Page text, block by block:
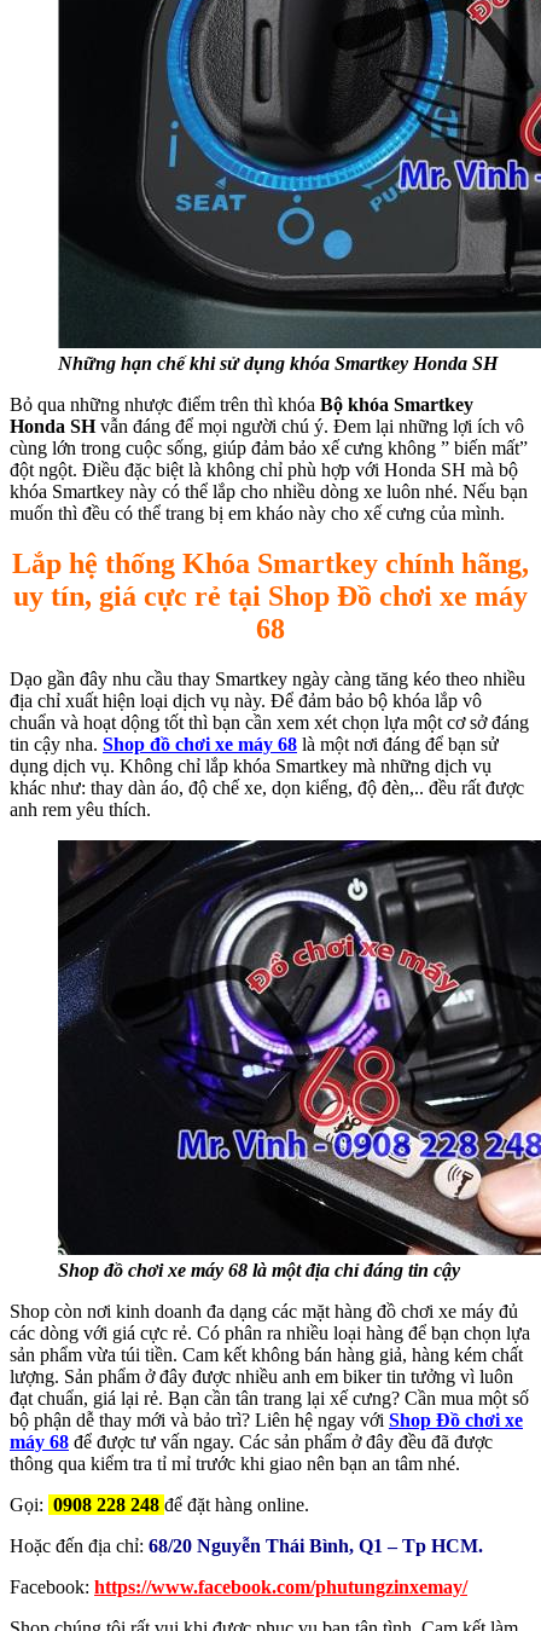
Những hạn chế khi sử dụng khóa Smartkey Honda SH
Bỏ qua những nhược điểm trên thì khóa Bộ khóa Smartkey
Honda SHvẫn đáng để mọi người chú ý. Đem lại những lợi ích vô
cùng lớn trong cuộc sống, giúp đảm bảo xế cưng không ” biến mất”
đột ngột. Điều đặc biệt là không chỉ phù hợp với Honda SH mà bộ
khóa Smartkey này có thể lắp cho nhiều dòng xe luôn nhé. Nếu bạn
muốn thì đều có thể trang bị em kháo này cho xế cưng của mình.
Lắp hệ thống Khóa Smartkey chính hãng,
uy tín, giá cực rẻ tại Shop Đồ chơi xe máy
68
Dạo gần đây nhu cầu thay Smartkey ngày càng tăng kéo theo nhiều
địa chỉ xuất hiện loại dịch vụ này. Để đảm bảo bộ khóa lắp vô
chuẩn và hoạt dộng tốt thì bạn cần xem xét chọn lựa một cơ sở đáng
tin cậy nha. Shop đồ chơi xe máy 68 là một nơi đáng để bạn sử
dụng dịch vụ. Không chỉ lắp khóa Smartkey mà những dịch vụ
khác như: thay dàn áo, độ chế xe, dọn kiểng, độ đèn,.. đều rất được
anh rem yêu thích.
Shop đồ chơi xe máy 68 là một địa chỉ đáng tin cậy
Shop còn nơi kinh doanh đa dạng các mặt hàng đồ chơi xe máy đủ
các dòng với giá cực rẻ. Có phân ra nhiều loại hàng để bạn chọn lựa
sản phẩm vừa túi tiền. Cam kết không bán hàng giả, hàng kém chất
lượng. Sản phẩm ở đây được nhiều anh em biker tin tưởng vì luôn
đạt chuẩn, giá lại rẻ. Bạn cần tân trang lại xế cưng? Cần mua một số
bộ phận dễ thay mới và bảo trì? Liên hệ ngay với Shop Đồ chơi xe
máy 68 để được tư vấn ngay. Các sản phẩm ở đây đều đã được
thông qua kiểm tra tỉ mỉ trước khi giao nên bạn an tâm nhé.
Gọi: 0908 228 248 để đặt hàng online.
Hoặc đến địa chỉ: 68/20 Nguyễn Thái Bình, Q1 – Tp HCM.
Facebook: https://www.facebook.com/phutungzinxemay/